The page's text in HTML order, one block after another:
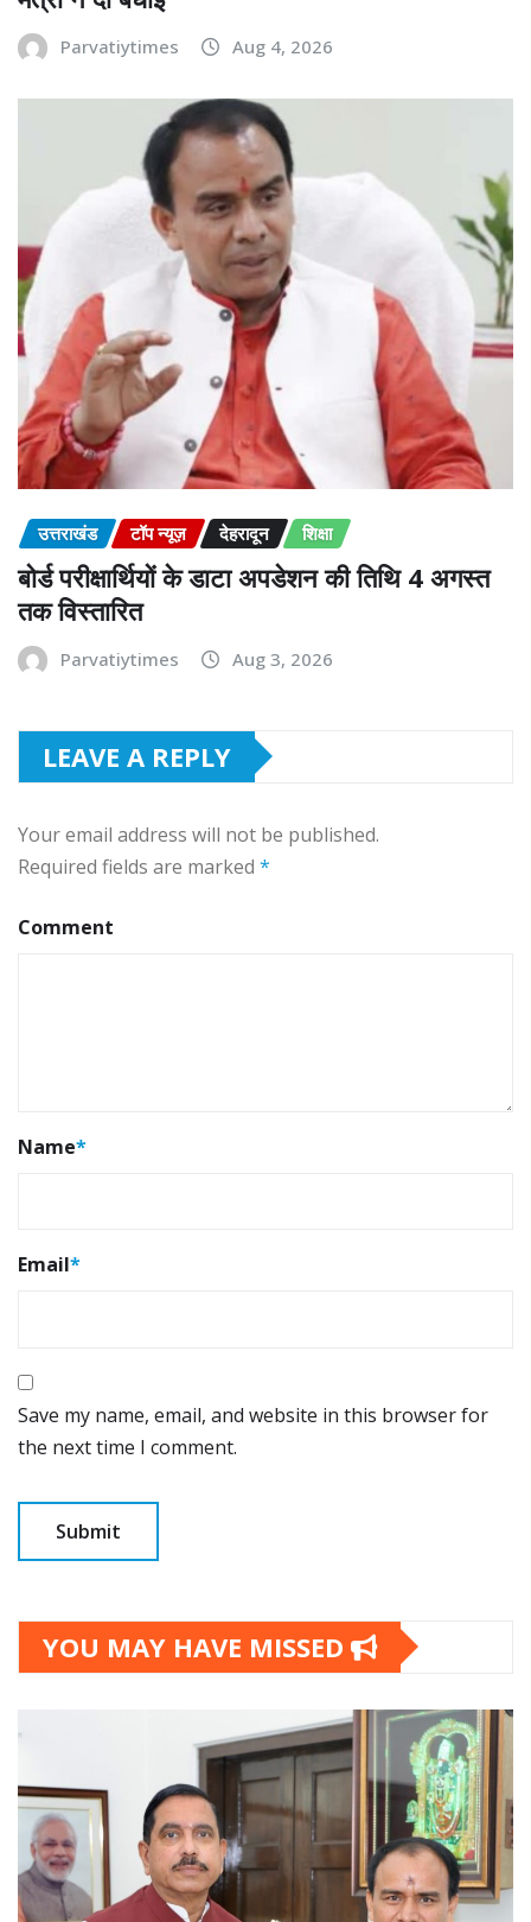
Parvatiytimes Aug 4, 2026
उत्तराखंड टॉप न्यूज़ देहरादून शिक्षा
बोर्ड परीक्षार्थियों के डाटा अपडेशन की तिथि 4 अगस्त
तक विस्तारित
Parvatiytimes Aug 3, 2026
LEAVE A REPLY
Your email address will not be published.
Required fields are marked *
Comment
Name*
Email*
Save my name, email, and website in this browser for
the next time I comment.
YOU MAY HAVE MISSED